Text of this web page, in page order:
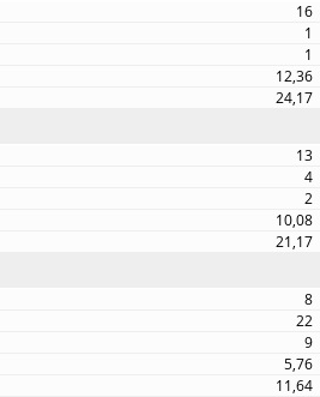
16
1
1
12,36
24,17
13
4
2
10,08
21,17
8
22
9
5,76
11,64